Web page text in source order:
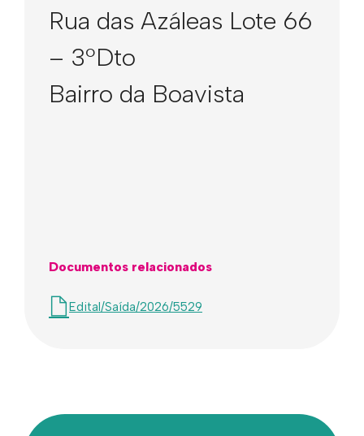
Rua das Azáleas Lote 66
– 3ºDto
Bairro da Boavista
Documentos relacionados
Edital/Saída/2026/5529